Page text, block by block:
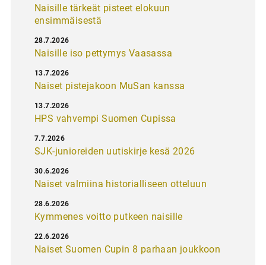
Naisille tärkeät pisteet elokuun
ensimmäisestä
Naisille iso pettymys Vaasassa
28.7.2026
Naiset pistejakoon MuSan kanssa
13.7.2026
HPS vahvempi Suomen Cupissa
13.7.2026
SJK-junioreiden uutiskirje kesä 2026
7.7.2026
Naiset valmiina historialliseen otteluun
30.6.2026
Kymmenes voitto putkeen naisille
28.6.2026
Naiset Suomen Cupin 8 parhaan joukkoon
22.6.2026